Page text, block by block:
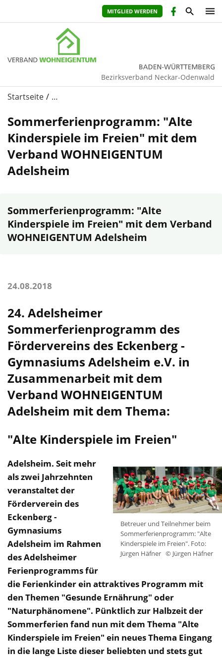
MITGLIED WERDEN
Bezirksverband Neckar-Odenwald
Startseite …
Sommerferienprogramm: "Alte
Kinderspiele im Freien" mit dem
Verband WOHNEIGENTUM
Adelsheim
Sommerferienprogramm: "Alte
Kinderspiele im Freien" mit dem Verband
WOHNEIGENTUM Adelsheim
24.08.2018
24. Adelsheimer
Sommerferienprogramm des
Fördervereins des Eckenberg -
Gymnasiums Adelsheim e.V. in
Zusammenarbeit mit dem
Verband WOHNEIGENTUM
Adelsheim mit dem Thema:
"Alte Kinderspiele im Freien"
Betreuer und Teilnehmer beim
Sommerferienprogramm: "Alte
Kinderspiele im Freien". Foto:
Jürgen Häfner © Jürgen Häfner
Adelsheim. Seit mehr
als zwei Jahrzehnten
veranstaltet der
Förderverein des
Eckenberg -
Gymnasiums
Adelsheim im Rahmen
des Adelsheimer
Ferienprogramms für
die Ferienkinder ein attraktives Programm mit
den Themen "Gesunde Ernährung" oder
"Naturphänomene". Pünktlich zur Halbzeit der
Sommerferien fand nun mit dem Thema "Alte
Kinderspiele im Freien" ein neues Thema Eingang
in die lange Liste dieser beliebten und stets gut